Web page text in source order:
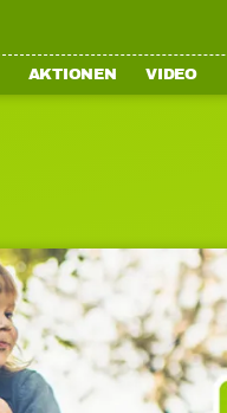
AKTIONEN VIDEO